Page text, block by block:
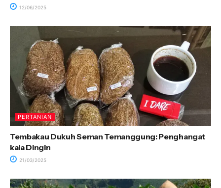
12/06/2025
PERTANIAN
Tembakau Dukuh Seman Temanggung: Penghangat
kala Dingin
21/03/2025